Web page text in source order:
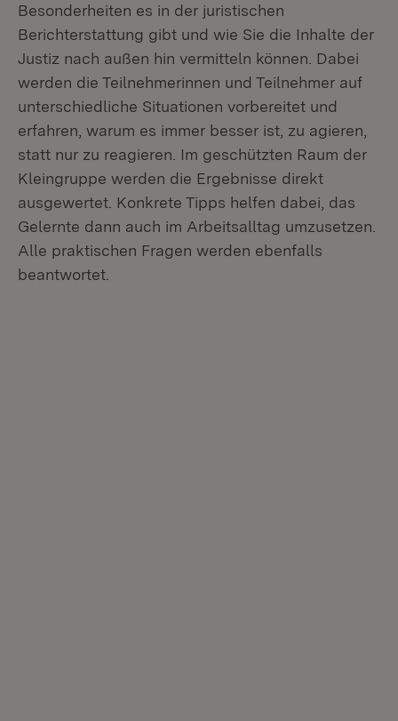
Besonderheiten es in der juristischen
Berichterstattung gibt und wie Sie die Inhalte der
Justiz nach außen hin vermitteln können. Dabei
werden die Teilnehmerinnen und Teilnehmer auf
unterschiedliche Situationen vorbereitet und
erfahren, warum es immer besser ist, zu agieren,
statt nur zu reagieren. Im geschützten Raum der
Kleingruppe werden die Ergebnisse direkt
ausgewertet. Konkrete Tipps helfen dabei, das
Gelernte dann auch im Arbeitsalltag umzusetzen.
Alle praktischen Fragen werden ebenfalls
beantwortet.